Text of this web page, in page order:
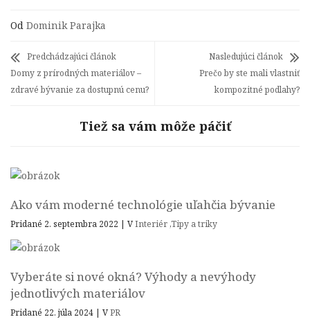
Od Dominik Parajka
Predchádzajúci článok
Domy z prírodných materiálov –
zdravé bývanie za dostupnú cenu?
Nasledujúci článok
Prečo by ste mali vlastniť
kompozitné podlahy?
Tiež sa vám môže páčiť
Ako vám moderné technológie uľahčia bývanie
Pridané 2. septembra 2022 | VInteriér ,Tipy a triky
Vyberáte si nové okná? Výhody a nevýhody
jednotlivých materiálov
Pridané 22. júla 2024 | VPR